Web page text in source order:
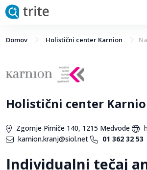
Domov Holistični center Karnion
Holistični center
Zgornje Pirniče 140, 1215 Medvode
karnion.kranj@siol.net
01 362 32 53
Individualni tečaj